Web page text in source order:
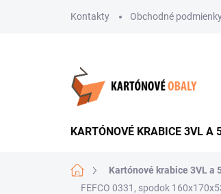
Kontakty Obchodné
KARTÓNOVÉ KRABICE 3VL A
DomovKartónové krabice 3VL a
FEFCO 0331, spodok